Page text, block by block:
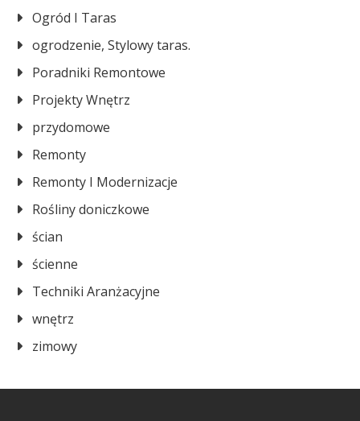
Ogród I Taras
ogrodzenie, Stylowy taras.
Poradniki Remontowe
Projekty Wnętrz
przydomowe
Remonty
Remonty I Modernizacje
Rośliny doniczkowe
ścian
ścienne
Techniki Aranżacyjne
wnętrz
zimowy